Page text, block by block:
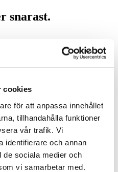
cookies
för att anpassa innehållet
tillhandahålla funktioner
vår trafik. Vi
identifierare och annan
de sociala medier och
vi samarbetar med.
snarast.